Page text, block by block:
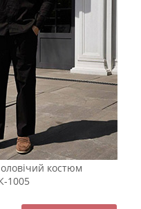
костюм
1005